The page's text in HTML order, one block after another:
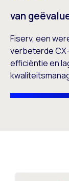
van
Fiserv, een
verbeterde
efficiëntie en